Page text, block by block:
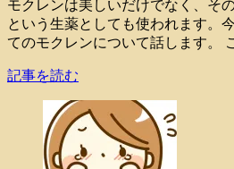
モクレンは美しいだけでなく、そ
という生薬としても使われます。
てのモクレンについて話します。
記事を読む